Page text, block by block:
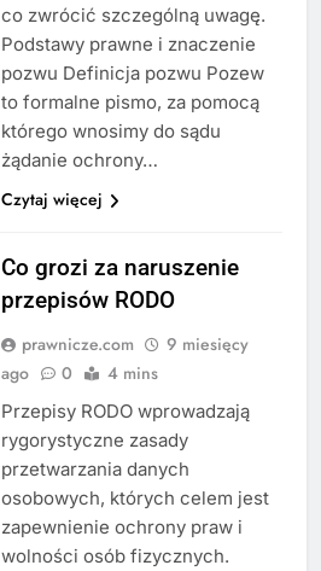
co zwrócić szczególną uwagę.
Podstawy prawne i znaczenie
pozwu Definicja pozwu Pozew
to formalne pismo, za pomocą
którego wnosimy do sądu
żądanie ochrony…
Czytaj więcej
Co grozi za naruszenie
przepisów RODO
prawnicze.com
9 miesięcy
ago
0 4 mins
Przepisy RODO wprowadzają
rygorystyczne zasady
przetwarzania danych
osobowych, których celem jest
zapewnienie ochrony praw i
wolności osób fizycznych.